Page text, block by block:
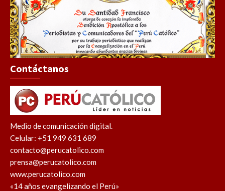
Contáctanos
Medio de comunicación digital.
Celular: +51 949 631 689
contacto@perucatolico.com
prensa@perucatolico.com
www.perucatolico.com
«14 años evangelizando el Perú»